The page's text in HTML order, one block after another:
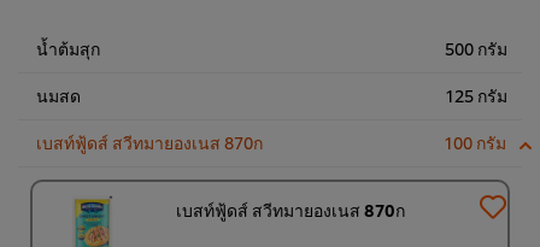
น้ำต้มสุก 500 กรัม
นมสด 125 กรัม
เบสท์ฟู้ดส์ สวีทมายองเนส 870ก 100 กรัม
เบสท์ฟู้ดส์ สวีทมายองเนส 870ก